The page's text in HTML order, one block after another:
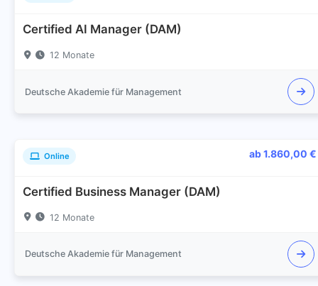
Certified AI Manager (DAM)
12 Monate
Deutsche Akademie für Management
Online ab 1.860,00 €
Certified Business Manager (DAM)
12 Monate
Deutsche Akademie für Management